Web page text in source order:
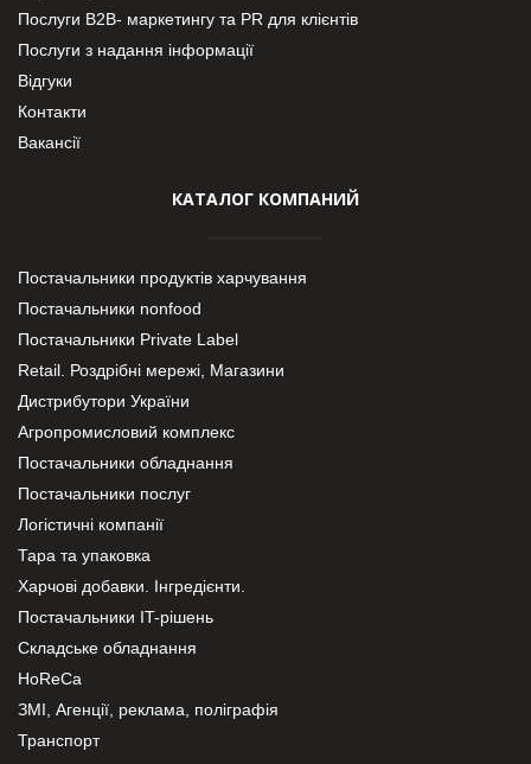
Послуги В2В- маркетингу та PR для клієнтів
Послуги з надання інформації
Відгуки
Контакти
Вакансії
КАТАЛОГ КОМПАНИЙ
Постачальники продуктів харчування
Постачальники nonfood
Постачальники Private Label
Retail. Роздрібні мережі, Магазини
Дистрибутори України
Агропромисловий комплекс
Постачальники обладнання
Постачальники послуг
Логістичні компанії
Тара та упаковка
Харчові добавки. Інгредієнти.
Постачальники IT-рішень
Складське обладнання
HoReCa
ЗМІ, Агенції, реклама, поліграфія
Транспорт